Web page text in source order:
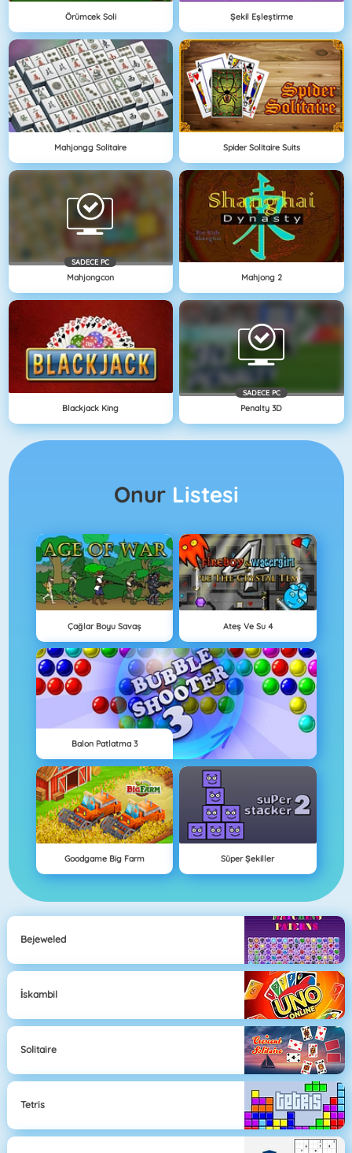
Örümcek Soli Şekil Eşleştirme
Mahjongg Solitaire Spider Solitaire Suits
SADECE PC
Mahjongcon Mahjong 2
Blackjack King
SADECE PC
Penalty 3D
Onur Listesi
Çağlar Boyu Savaş Ateş Ve Su 4
Balon Patlatma 3
Goodgame Big Farm Süper Şekiller
Bejeweled
İskambil
Solitaire
Tetris